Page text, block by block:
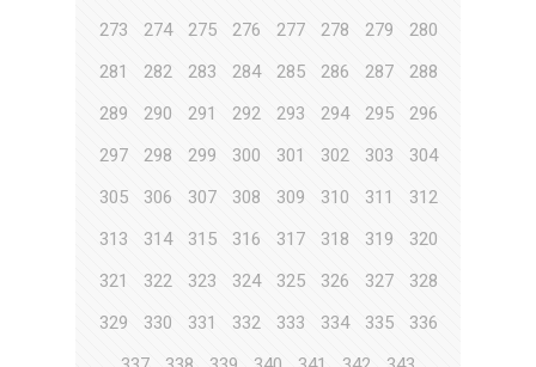
273
274 275 276 277 278 279
280
281
282 283 284 285 286 287
288
289
290 291 292 293 294 295
296
297
298 299 300 301 302 303
304
305
306 307 308 309 310 311
312
313
314 315 316 317 318 319
320
321
322 323 324 325 326 327
328
329
330 331 332 333 334 335
336